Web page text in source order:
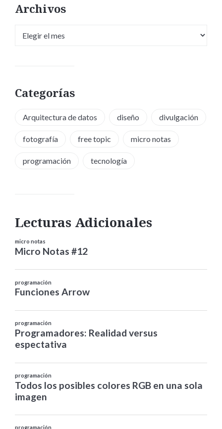
Archivos
Categorías
Arquitectura de datos diseño divulgación
fotografía free topic micro notas
programación tecnología
Lecturas Adicionales